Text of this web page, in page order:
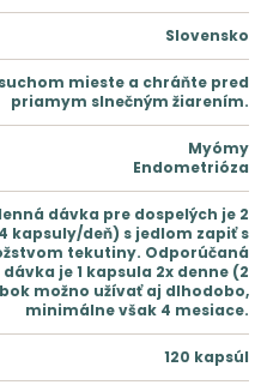
Slovensko
mieste a chráňte pred
priamym slnečným žiarením.
Myómy
Endometrióza
dávka pre dospelých je 2
kapsuly/deň) s jedlom zapiť s
tekutiny. Odporúčaná
je 1 kapsula 2x denne (2
možno užívať aj dlhodobo,
minimálne však 4 mesiace.
120 kapsúl